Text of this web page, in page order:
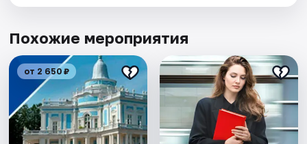
Похожие мероприятия
от 2 650 ₽